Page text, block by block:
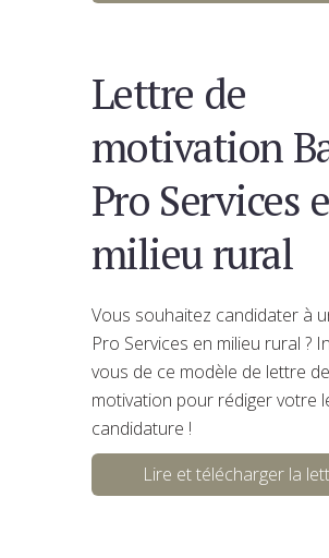
Lettre de
motivation
Pro Services
milieu rural
Vous souhaitez candidater à
Pro Services en milieu rural ?
vous de ce modèle de lettre de
motivation pour rédiger votre
candidature !
Lire et télécharger la